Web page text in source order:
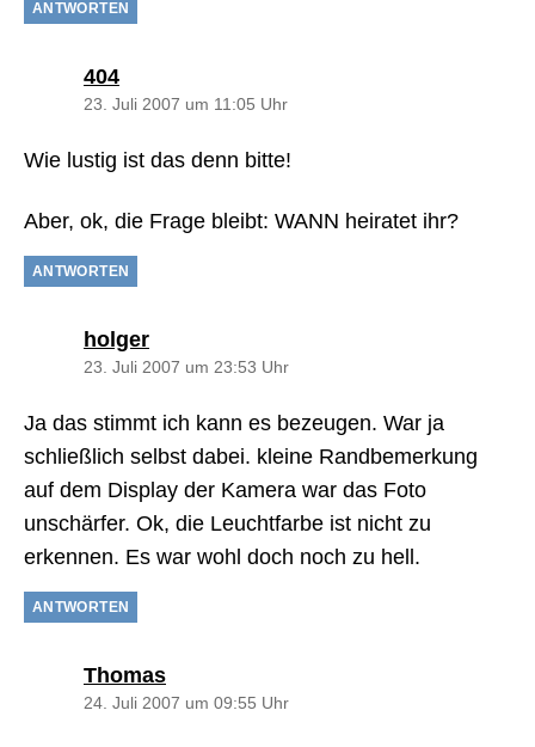
ANTWORTEN
404sagt:
23. Juli 2007 um 11:05 Uhr
Wie lustig ist das denn bitte!
Aber, ok, die Frage bleibt: WANN heiratet ihr?
ANTWORTEN
holgersagt:
23. Juli 2007 um 23:53 Uhr
Ja das stimmt ich kann es bezeugen. War ja
schließlich selbst dabei. kleine Randbemerkung
auf dem Display der Kamera war das Foto
unschärfer. Ok, die Leuchtfarbe ist nicht zu
erkennen. Es war wohl doch noch zu hell.
ANTWORTEN
Thomassagt:
24. Juli 2007 um 09:55 Uhr